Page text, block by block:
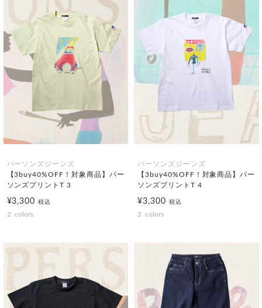
パーソンズジーンズ
【3buy40%OFF！対象商品】パー
ソンズプリントT 3
¥3,300税込
2 colors
パーソンズジーンズ
【3buy40%OFF！対象商品】パー
ソンズプリントT 4
¥3,300 税込
2 colors